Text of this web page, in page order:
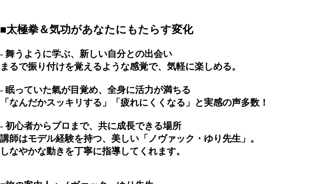
■太極拳＆気功があなたにもたらす変化
- 舞うように学ぶ、新しい自分との出会い
まるで振り付けを覚えるような感覚で、気軽に楽しめる。
- 眠っていた氣が目覚め、全身に活力が満ちる
「なんだかスッキリする」「疲れにくくなる」と実感の声多数！
- 初心者からプロまで、共に成長できる場所
講師はモデル経験を持つ、美しい「ノヴァック・ゆり先生」。
しなやかな動きを丁寧に指導してくれます。